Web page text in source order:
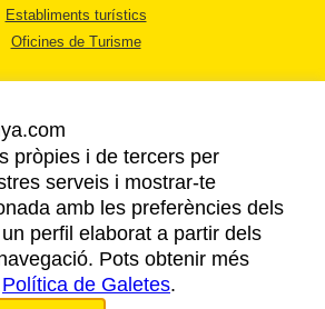
Establiments turístics
Oficines de Turisme
AVÍS LEGAL
POLÍTICA DE PRIVACITAT
COOKIES
ACCESSIBILITAT
pròpies i de tercers per
serveis i mostrar-te
amb les preferències dels
perfil elaborat a partir dels
Pots obtenir més
Política de Galetes.